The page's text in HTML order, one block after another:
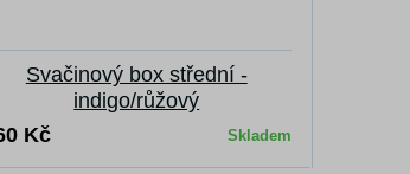
Svačinový box střední -
indigo/růžový
Kč
Skladem